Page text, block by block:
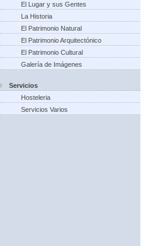
El Lugar y sus Gentes
La Historia
El Patrimonio Natural
El Patrimonio Arquitectónico
El Patrimonio Cultural
Galería de Imágenes
Servicios
Hosteleria
Servicios Varios